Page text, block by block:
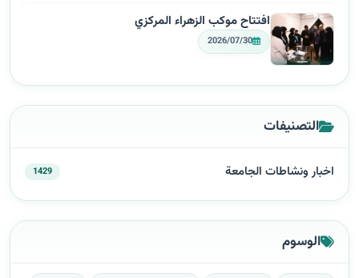
افتتاح موكب الزهراء المركزي
2026/07/30
التصنيفات
اخبار ونشاطات الجامعة 1429
الوسوم